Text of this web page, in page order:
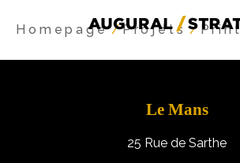
Homepage/Projets / Print
Le Mans
25 Rue de Sarthe